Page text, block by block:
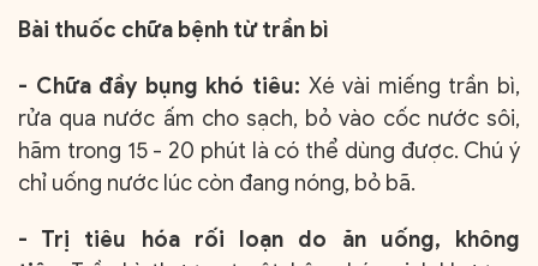
Bài thuốc chữa bệnh từ trần bì
- Chữa đầy bụng khó tiêu: Xé vài miếng trần bì,
rửa qua nước ấm cho sạch, bỏ vào cốc nước sôi,
hãm trong 15 - 20 phút là có thể dùng được. Chú ý
chỉ uống nước lúc còn đang nóng, bỏ bã.
- Trị tiêu hóa rối loạn do ăn uống, không